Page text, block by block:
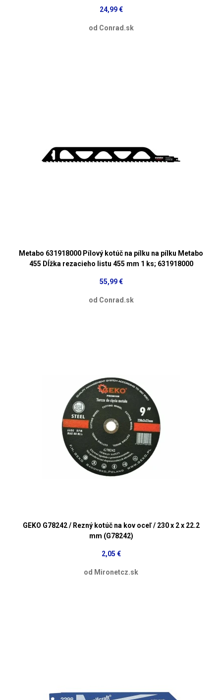
24,99 €
od Conrad.sk
Metabo 631918000 Pílový kotúč na pílku na pílku Metabo
455 Dĺžka rezacieho listu 455 mm 1 ks; 631918000
55,99 €
od Conrad.sk
GEKO G78242 / Rezný kotúč na kov oceľ / 230 x 2 x 22.2
mm (G78242)
2,05 €
od Mironetcz.sk